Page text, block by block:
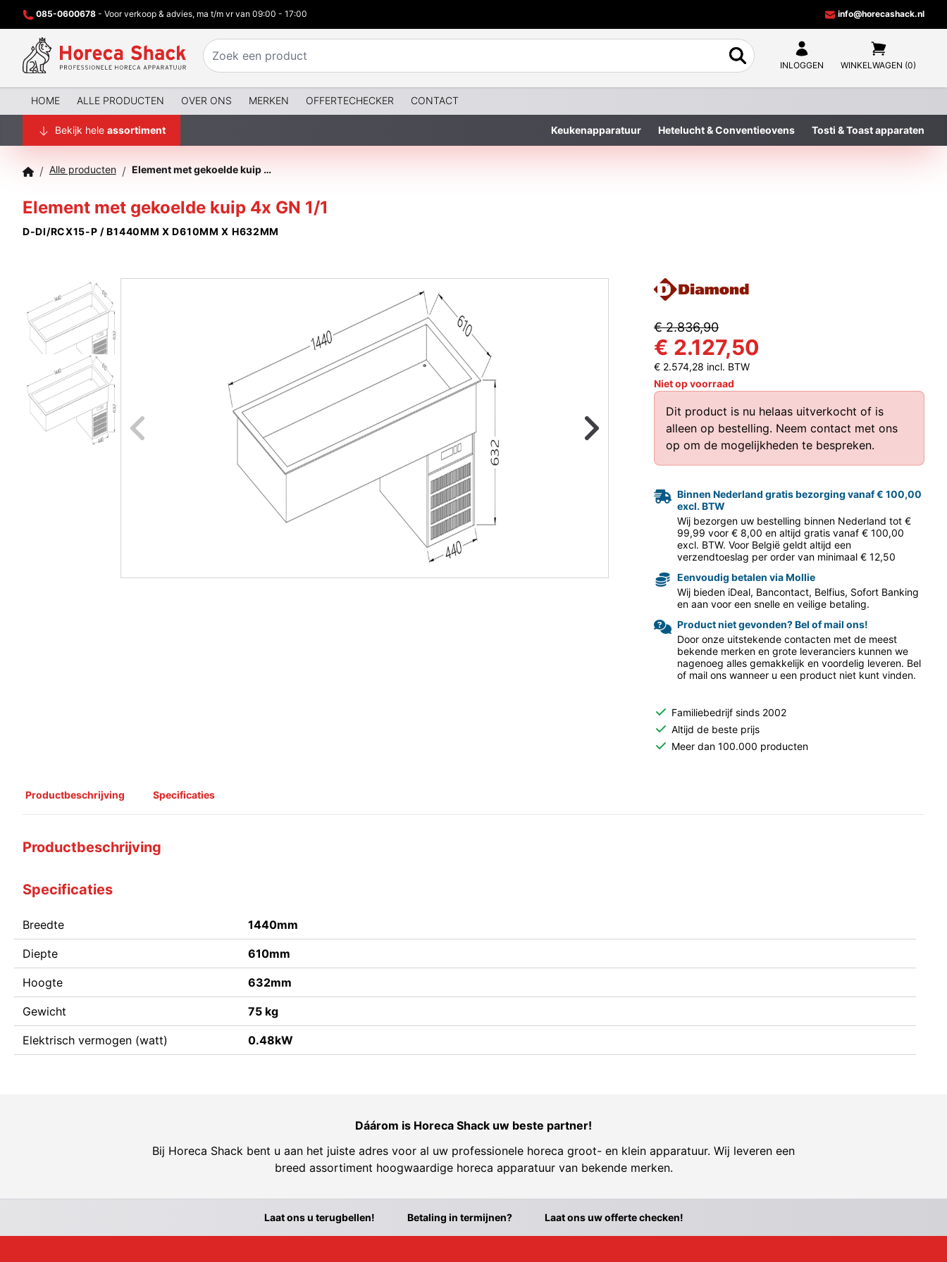
085-0600678 - Voor verkoop & advies, ma t/m vr van 09:00 - 17:00 info@horecashack.nl
INLOGGEN WINKELWAGEN (0)
HOME ALLE PRODUCTEN OVER ONS MERKEN OFFERTECHECKER CONTACT
Bekijk hele assortiment Keukenapparatuur Hetelucht & Conventieovens Tosti & Toast apparaten
/ Alle producten / Element met gekoelde kuip 4x GN 1/1
Element met gekoelde kuip 4x GN 1/1
D-DI/RCX15-P / B1440MM X D610MM X H632MM
Naar vorige foto Naar volgende
€ 2.836,90
€ 2.127,50
€ 2.574,28 incl. BTW
Niet op voorraad
Dit product is nu helaas uitverkocht of is
alleen op bestelling. Neem contact met ons
op om de mogelijkheden te bespreken.
Binnen Nederland gratis bezorging vanaf € 100,00
excl. BTW
Wij bezorgen uw bestelling binnen Nederland tot €
99,99 voor € 8,00 en altijd gratis vanaf € 100,00
excl. BTW. Voor België geldt altijd een
verzendtoeslag per order van minimaal € 12,50
Eenvoudig betalen via Mollie
Wij bieden iDeal, Bancontact, Belfius, Sofort Banking
en aan voor een snelle en veilige betaling.
Product niet gevonden? Bel of mail ons!
Door onze uitstekende contacten met de meest
bekende merken en grote leveranciers kunnen we
nagenoeg alles gemakkelijk en voordelig leveren. Bel
of mail ons wanneer u een product niet kunt vinden.
Familiebedrijf sinds 2002
Altijd de beste prijs
Meer dan 100.000 producten
Productbeschrijving Specificaties
Productbeschrijving
Specificaties
Breedte 1440mm
Diepte 610mm
Hoogte 632mm
Gewicht 75 kg
Elektrisch vermogen (watt) 0.48kW
Dáárom is Horeca Shack uw beste partner!
Bij Horeca Shack bent u aan het juiste adres voor al uw professionele horeca groot- en klein apparatuur. Wij leveren een
breed assortiment hoogwaardige horeca apparatuur van bekende merken.
Laat ons u terugbellen! Betaling in termijnen? Laat ons uw offerte checken!